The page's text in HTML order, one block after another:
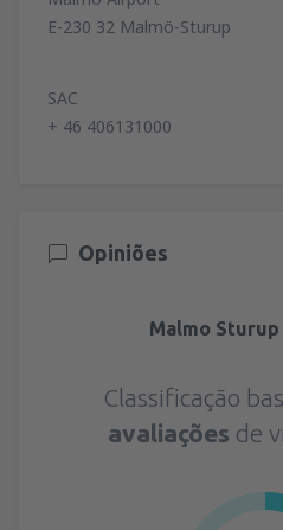
E-230 32 Malmö-Sturup
SAC
+ 46 406131000
Opiniões
Malmo
Classificação
avaliações de